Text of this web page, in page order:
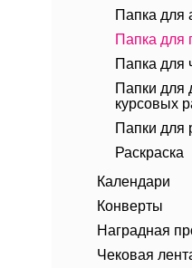
Папка для
Папка для
Папка для
Папки для
курсовых
Папки для
Раскраска
Календари
Конверты
Наградная
Чековая